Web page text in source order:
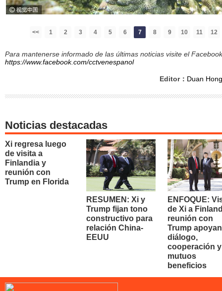
<< 1 2 3 4 5 6 7 8 9 10 11 12
Para mantenerse informado de las últimas noticias visite el
https://www.facebook.com/cctvenespanol
Editor： Duan
Noticias destacadas
Xi regresa luego
de visita a
Finlandia y
reunión con
Trump en Florida
RESUMEN: Xi y
Trump fijan tono
constructivo para
relación China-
EEUU
ENFOQUE:
de Xi a
reunión con
Trump apoyan
diálogo,
cooperación y
mutuos
beneficios